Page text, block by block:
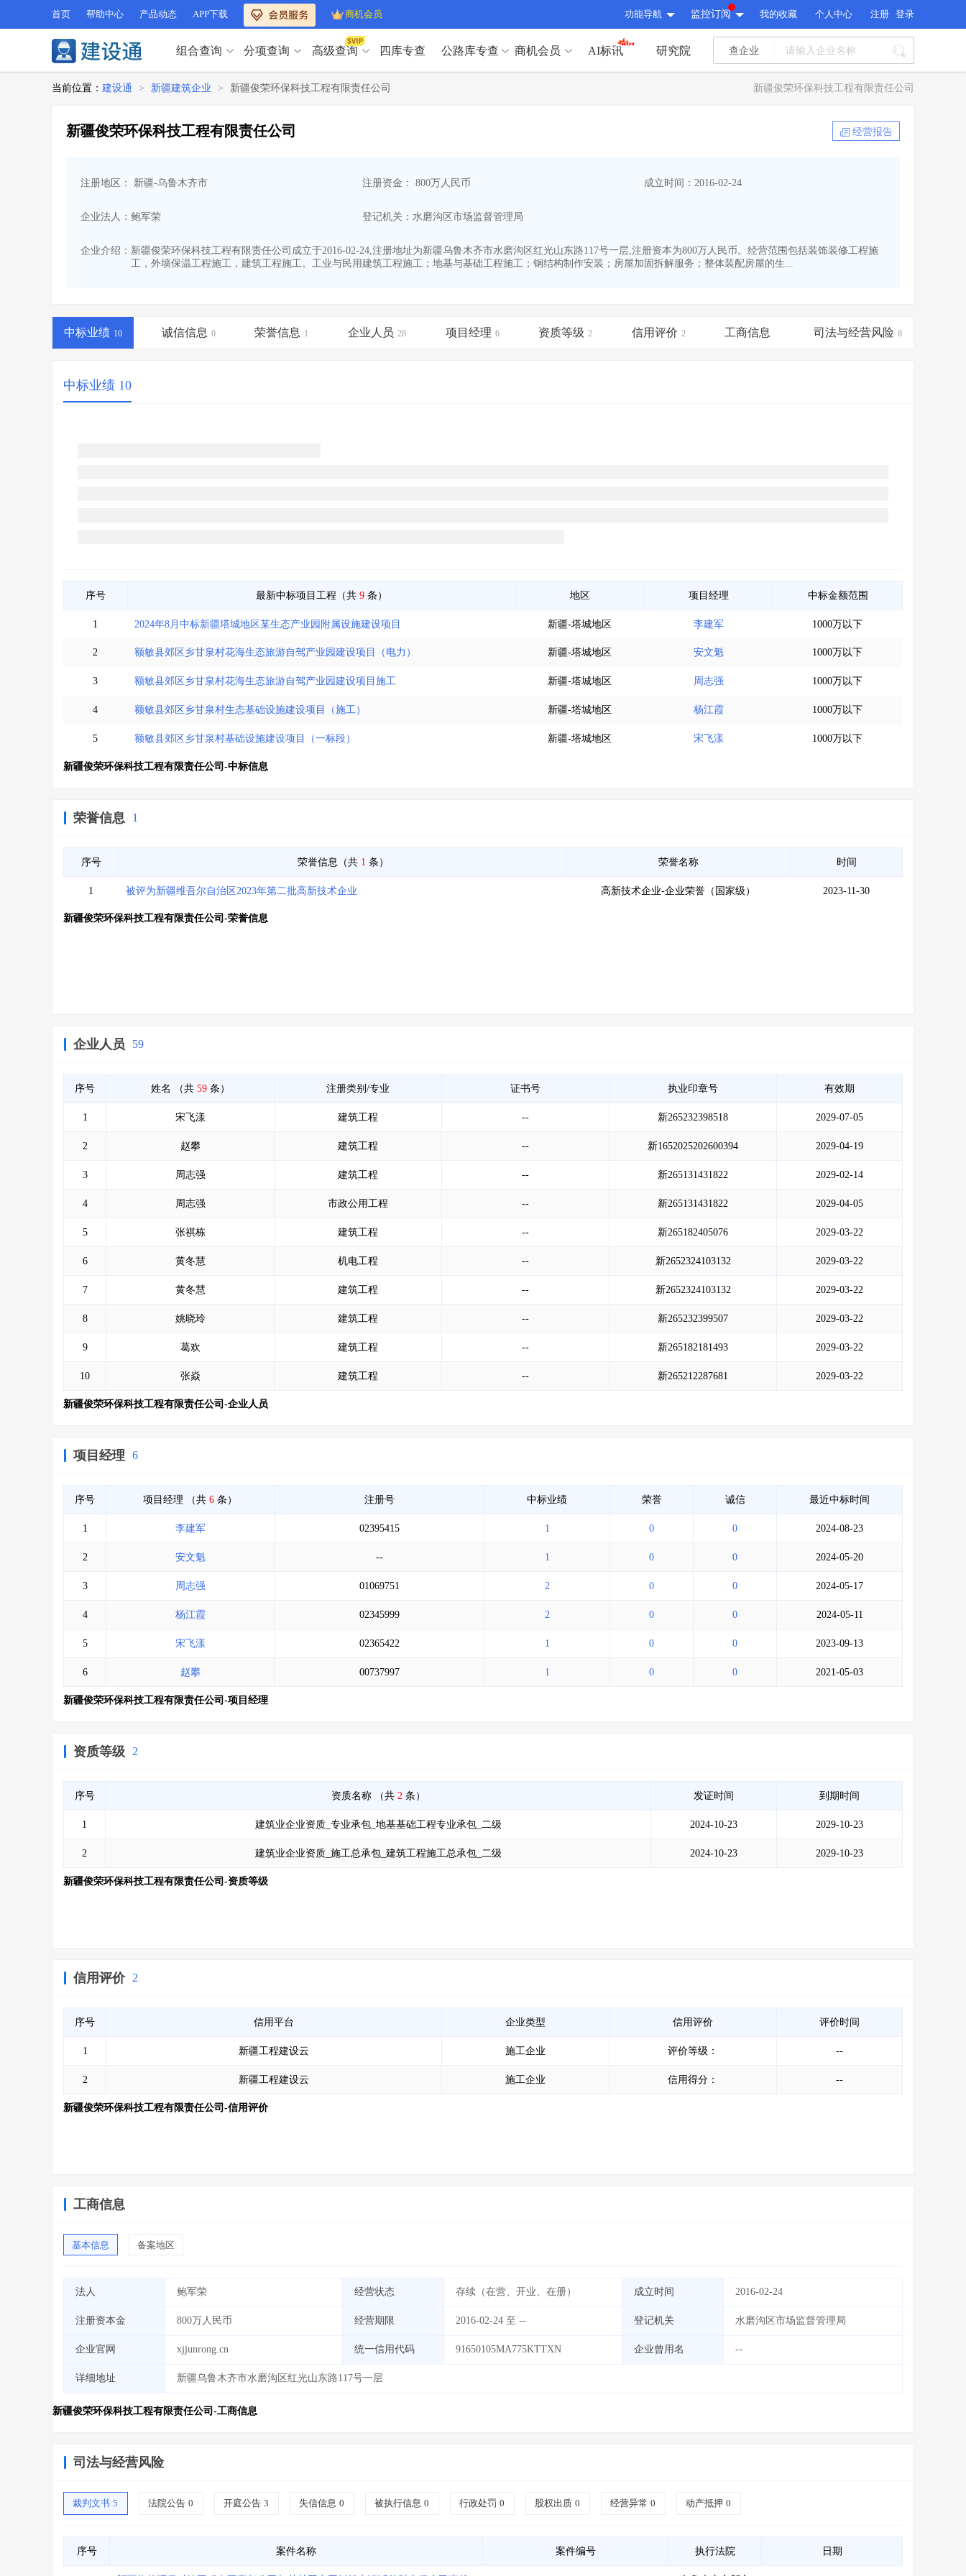
首页 帮助中心 产品动态 APP下载 商机会员 功能导航 监控订阅 我的收藏 个人中心 注册 登录
分项查询（VIP）
查资质> 查人员>
查荣誉
> 查诚信
招标信息> 组合查询
公路库专查>
宏观经济>
商机会员
土地交易> 省市重点项目
研究报告>
其他服务
组合查询 分项查询 高级查询 四库专查 公路库专查 商机会员 AI标讯 研究院 查企业
查荣誉> 查诚信
招标信息>
省库业绩查询
水利库专查
>
组合查询-广州>
下浮率>
宏观经济 > 建企舆情
政策规划> 招投标规则>
业主专查> 项目商机
API接口> 市场经营AI云平台>
会员服务 > 数据导出服务 >
当前位置： 建设通 > 新疆建筑企业 > 新疆俊荣环保科技工程有限责任公司 新疆俊荣环保科技工程有限责任公司
新疆俊荣环保科技工程有限责任公司 经营报告
注册地区： 新疆-乌鲁木齐市 注册资金： 800万人民币 成立时间：2016-02-24
企业法人：鲍军荣 登记机关：水磨沟区市场监督管理局
企业介绍： 新疆俊荣环保科技工程有限责任公司成立于2016-02-24,注册地址为新疆乌鲁木齐市水磨沟区红光山东路117号一层,注册资本为800万人民币。经营范围包括装饰装修工程施
工，外墙保温工程施工，建筑工程施工。工业与民用建筑工程施工；地基与基础工程施工；钢结构制作安装；房屋加固拆解服务；整体装配房屋的生...
中标业绩 10 诚信信息 0 荣誉信息 1 企业人员 28 项目经理 6 资质等级 2 信用评价 2 工商信息 司法与经营风险 8
中标业绩 10
序号 最新中标项目工程（共 9 条） 地区 项目经理 中标金额范围
1 2024年8月中标新疆塔城地区某生态产业园附属设施建设项目 新疆-塔城地区 李建军 1000万以下
2 额敏县郊区乡甘泉村花海生态旅游自驾产业园建设项目（电力） 新疆-塔城地区 安文魁 1000万以下
3 额敏县郊区乡甘泉村花海生态旅游自驾产业园建设项目施工 新疆-塔城地区 周志强 1000万以下
4 额敏县郊区乡甘泉村生态基础设施建设项目（施工） 新疆-塔城地区 杨江霞 1000万以下
5 额敏县郊区乡甘泉村基础设施建设项目（一标段） 新疆-塔城地区 宋飞漾 1000万以下
新疆俊荣环保科技工程有限责任公司-中标信息
荣誉信息 1
序号 荣誉信息（共 1 条） 荣誉名称 时间
1 被评为新疆维吾尔自治区2023年第二批高新技术企业 高新技术企业-企业荣誉（国家级） 2023-11-30
新疆俊荣环保科技工程有限责任公司-荣誉信息
企业人员 59
序号 姓名 （共 59条） 注册类别/专业 证书号 执业印章号 有效期
1 宋飞漾 建筑工程 -- 新265232398518 2029-07-05
2 赵攀 建筑工程 -- 新1652025202600394 2029-04-19
3 周志强 建筑工程 -- 新265131431822 2029-02-14
4 周志强 市政公用工程 -- 新265131431822 2029-04-05
5 张祺栋 建筑工程 -- 新265182405076 2029-03-22
6 黄冬慧 机电工程 -- 新2652324103132 2029-03-22
7 黄冬慧 建筑工程 -- 新2652324103132 2029-03-22
8 姚晓玲 建筑工程 -- 新265232399507 2029-03-22
9 葛欢 建筑工程 -- 新265182181493 2029-03-22
10 张焱 建筑工程 -- 新265212287681 2029-03-22
新疆俊荣环保科技工程有限责任公司-企业人员
项目经理 6
序号 项目经理 （共 6 条） 注册号 中标业绩 荣誉 诚信 最近中标时间
1 李建军 02395415 1 0 0 2024-08-23
2 安文魁 -- 1 0 0 2024-05-20
3 周志强 01069751 2 0 0 2024-05-17
4 杨江霞 02345999 2 0 0 2024-05-11
5 宋飞漾 02365422 1 0 0 2023-09-13
6 赵攀 00737997 1 0 0 2021-05-03
新疆俊荣环保科技工程有限责任公司-项目经理
资质等级 2
序号 资质名称 （共 2条） 发证时间 到期时间
1 建筑业企业资质_专业承包_地基基础工程专业承包_二级 2024-10-23 2029-10-23
2 建筑业企业资质_施工总承包_建筑工程施工总承包_二级 2024-10-23 2029-10-23
新疆俊荣环保科技工程有限责任公司-资质等级
信用评价 2
序号 信用平台 企业类型 信用评价 评价时间
1 新疆工程建设云 施工企业 评价等级： --
2 新疆工程建设云 施工企业 信用得分： --
新疆俊荣环保科技工程有限责任公司-信用评价
工商信息
基本信息 备案地区
法人 鲍军荣 经营状态 存续（在营、开业、在册） 成立时间 2016-02-24
注册资本金 800万人民币 经营期限 2016-02-24 至 -- 登记机关 水磨沟区市场监督管理局
企业官网 xjjunrong.cn 统一信用代码 91650105MA775KTTXN 企业曾用名 --
详细地址 新疆乌鲁木齐市水磨沟区红光山东路117号一层
新疆俊荣环保科技工程有限责任公司-工商信息
司法与经营风险
裁判文书 5 法院公告 0 开庭公告 3 失信信息 0 被执行信息 0 行政处罚 0 股权出质 0 经营异常 0 动产抵押 0
序号 案件名称 案件编号 执行法院 日期